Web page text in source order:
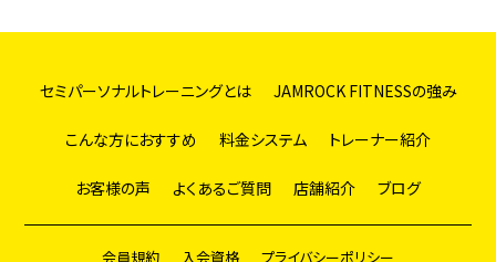
セミパーソナルトレーニングとは JAMROCK FITNESSの強み
こんな方におすすめ 料金システム トレーナー紹介
お客様の声 よくあるご質問 店舗紹介 ブログ
会員規約 入会資格 プライバシーポリシー